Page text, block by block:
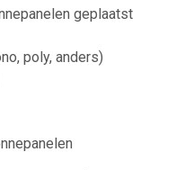
geplaatst
poly, anders)